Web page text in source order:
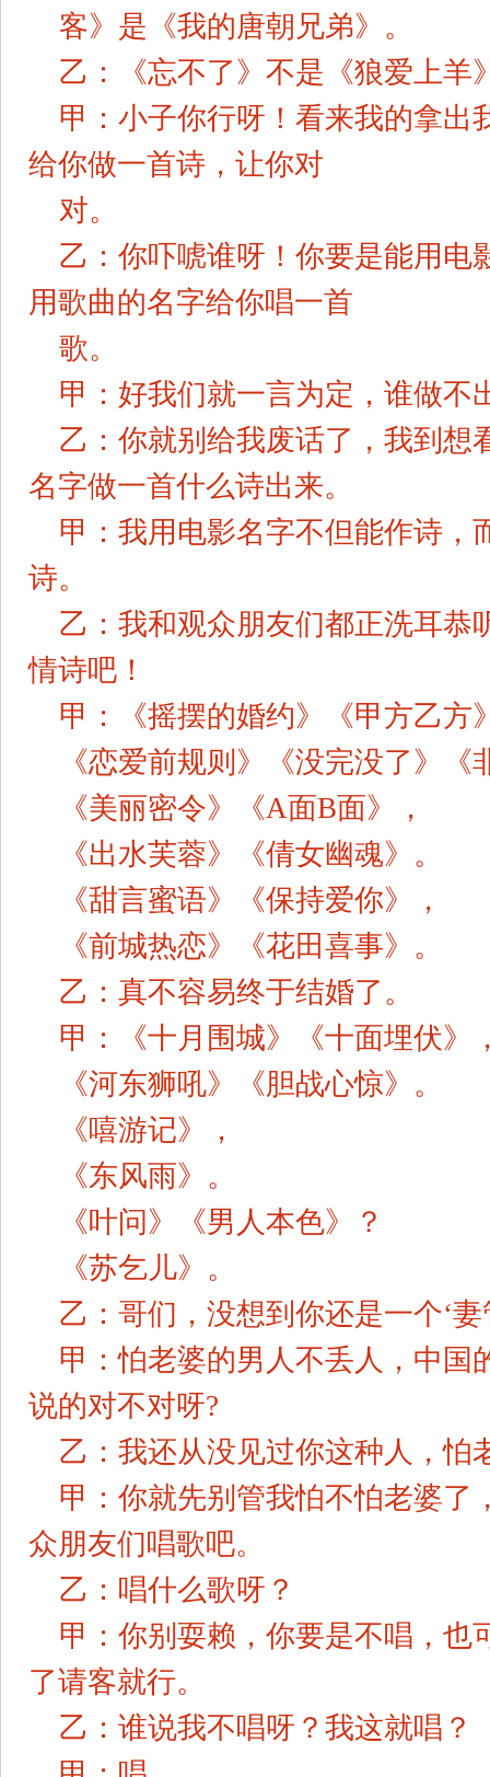
客》是《我的唐朝兄弟》。
乙：《忘不了》不是《狼爱上羊
甲：小子你行呀！看来我的拿出
给你做一首诗，让你对
对。
乙：你吓唬谁呀！你要是能用电
用歌曲的名字给你唱一首
歌。
甲：好我们就一言为定，谁做不
乙：你就别给我废话了，我到想
名字做一首什么诗出来。
甲：我用电影名字不但能作诗，
诗。
乙：我和观众朋友们都正洗耳恭
情诗吧！
甲：《摇摆的婚约》《甲方乙方
《恋爱前规则》《没完没了》《
《美丽密令》《A面B面》，
《出水芙蓉》《倩女幽魂》。
《甜言蜜语》《保持爱你》，
《前城热恋》《花田喜事》。
乙：真不容易终于结婚了。
甲：《十月围城》《十面埋伏》
《河东狮吼》《胆战心惊》。
《嘻游记》，
《东风雨》。
《叶问》《男人本色》？
《苏乞儿》。
乙：哥们，没想到你还是一个‘妻
甲：怕老婆的男人不丢人，中国
说的对不对呀?
乙：我还从没见过你这种人，怕
甲：你就先别管我怕不怕老婆了
众朋友们唱歌吧。
乙：唱什么歌呀？
甲：你别耍赖，你要是不唱，也
了请客就行。
乙：谁说我不唱呀？我这就唱？